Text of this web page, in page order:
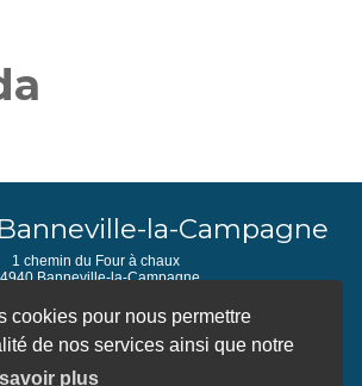
cookies pour nous permettre
de nos services ainsi que notre
plus
la-Campagne
1 chemin du Four à chaux
Banneville-la-Campagne
Tél. 02 31 23 46 60
MENTIONS LÉGALES
ACCESSIBILITÉ
CONTACT